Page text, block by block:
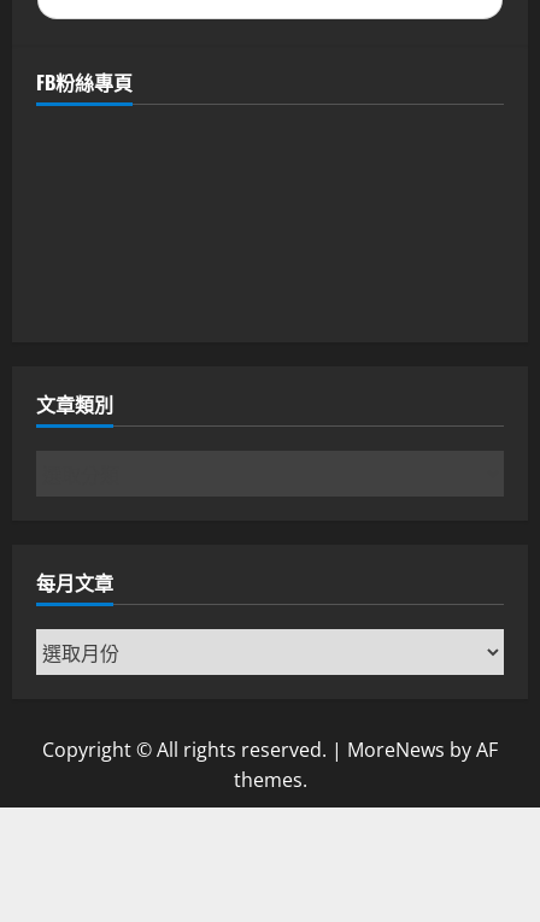
FB粉絲專頁
文章類別
每月文章
每
月
Copyright © All rights reserved. | MoreNews by AF
themes.